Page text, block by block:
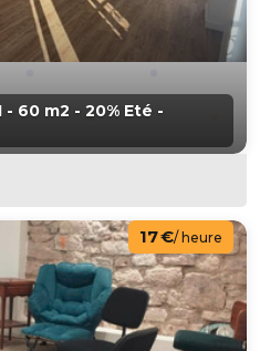
- 60 m2 - 20% Eté -
17 €/ heure